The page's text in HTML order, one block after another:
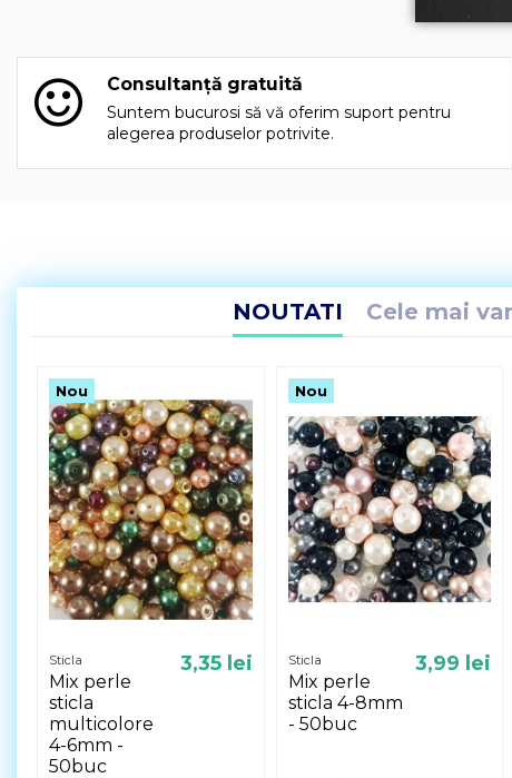
Consultanță gratuită
Suntem bucurosi să vă oferim suport pentru
alegerea produselor potrivite.
NOUTATI Cele mai
Nou
Sticla
Mix perle
sticla
multicolore
4-6mm -
50buc
3,35 lei
Nou
Sticla
Mix perle
sticla 4-8mm
- 50buc
3,99 lei